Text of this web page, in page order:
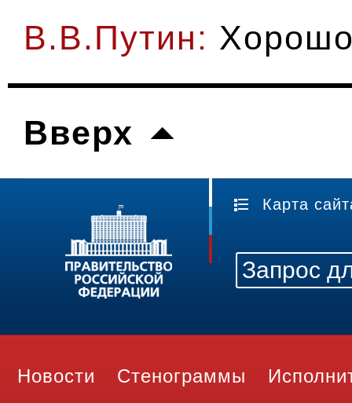
В.В.Путин:
Вверх
Карта
Новости Стенограммы